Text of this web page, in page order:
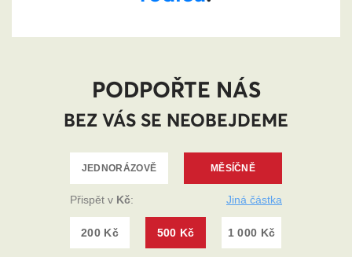
PODPOŘTE NÁS
BEZ VÁS SE NEOBEJDEME